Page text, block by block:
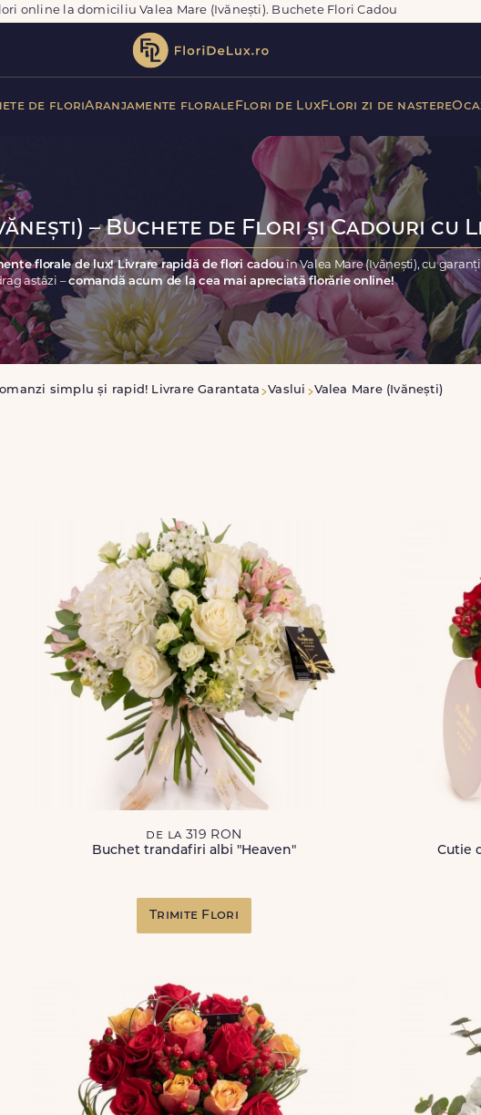
online la domiciliu Valea Mare (Ivănești). Buchete Flori Cadou
de floriAranjamente florale Flori de LuxFlori zi de nastere
– Buchete de Flori și Cadouri cu
florale de lux! Livrare rapidă de flori cadou în Valea Mare (Ivănești), cu
astăzi –comandă acum de la cea mai apreciată florărie online!
simplu și rapid! Livrare Garantata Vaslui Valea Mare (Ivănești)
de la 319 RON
Buchet trandafiri albi "Heaven"
Trimite Flori
Cutie